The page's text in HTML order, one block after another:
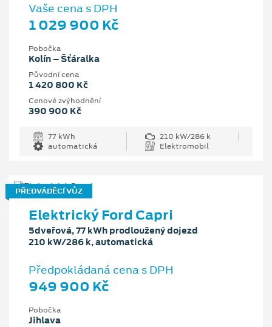
Vaše cena s DPH
1 029 900 Kč
Pobočka
Kolín – Šťáralka
Původní cena
1 420 800 Kč
Cenové zvýhodnění
390 900 Kč
77 kWh
210 kW/286 k
automatická
Elektromobil
PŘEDVÁDĚCÍ VŮZ
Elektrický Ford Capri
5dveřová, 77 kWh prodloužený dojezd
210 kW/286 k, automatická
Předpokládaná cena s DPH
949 900 Kč
Pobočka
Jihlava